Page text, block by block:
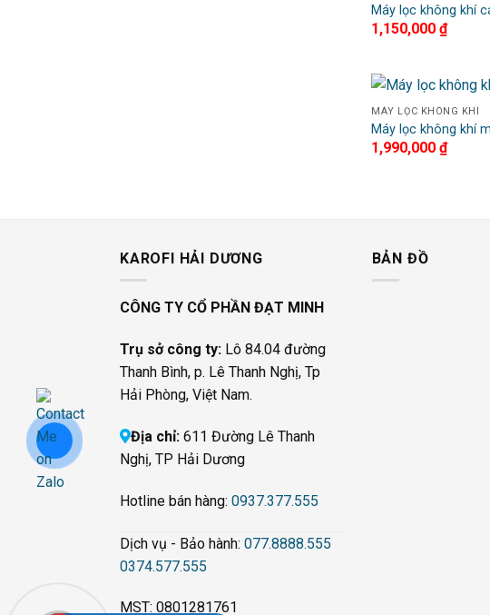
Máy lọc không khí
1,150,000₫
MÁY LỌC KHÔNG KHÍ
Máy lọc không khí
1,990,000₫
KAROFI HẢI DƯƠNG
CÔNG TY CỔ PHẦN ĐẠT MINH
Trụ sở công ty: Lô 84.04 đường
Thanh Bình, p. Lê Thanh Nghị, Tp
Hải Phòng, Việt Nam.
Địa chỉ: 611 Đường Lê Thanh
Nghị, TP Hải Dương
Hotline bán hàng: 0937.377.555
Dịch vụ - Bảo hành: 077.8888.555
0374.577.555
MST: 0801281761
BẢN ĐỒ